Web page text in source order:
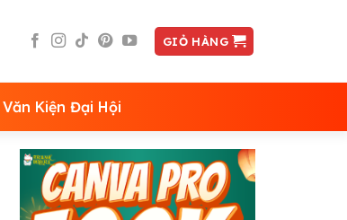
GIỎ HÀNG
Văn Kiện Đại Hội